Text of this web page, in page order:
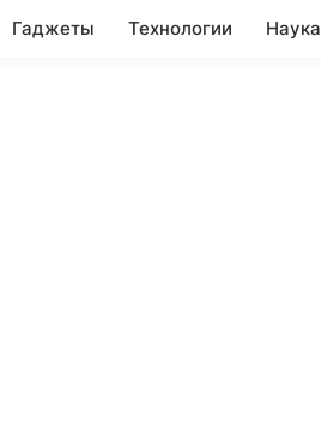
Гаджеты Технологии Наука